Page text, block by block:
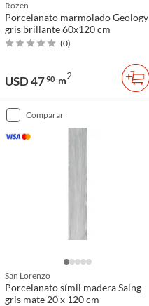
Rozen
Porcelanato marmolado Geology
gris brillante 60x120 cm
(0)
USD 4790 m2
comparar
San Lorenzo
Porcelanato símil madera Saing
gris mate 20 x 120 cm